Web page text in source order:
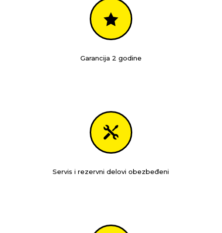

Garancija 2 godine

Servis i rezervni delovi obezbeđeni